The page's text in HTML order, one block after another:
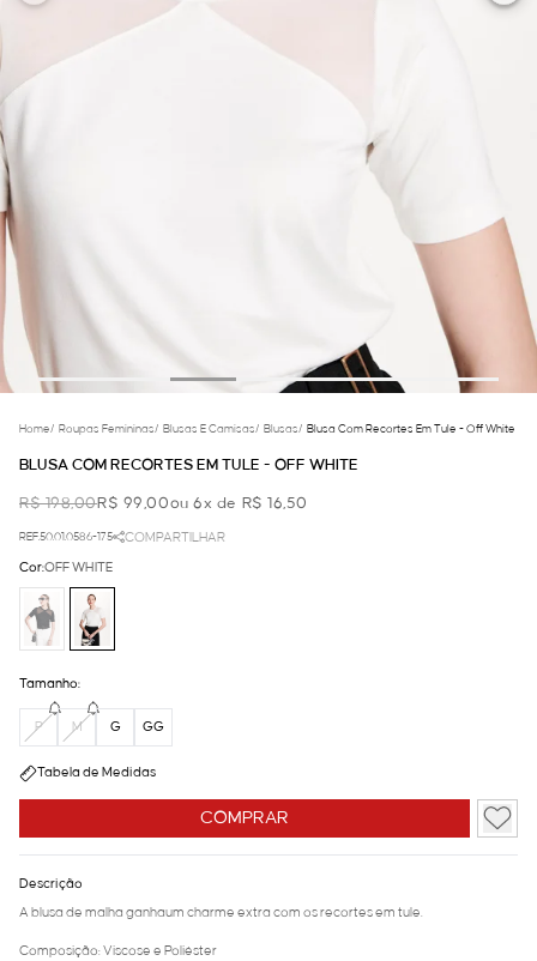
Home/ Roupas Femininas/ Blusas E Camisas/ Blusas/ Blusa Com Recortes Em Tule - Off White
BLUSA COM RECORTES EM TULE - OFF WHITE
R$ 198,00R$ 99,00ou 6x de R$ 16,50
REF.50.01.0586-175 COMPARTILHAR
COMPRAR
Cor:OFF WHITE
Tamanho:
P M G GG
Tabela de Medidas
Descrição
A blusa de malha ganhaum charme extra com os recortes em tule.
Composição: Viscose e Poliéster